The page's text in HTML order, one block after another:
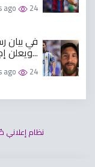
ago 24
في بيان
ويعلن إجراء...
ago 24